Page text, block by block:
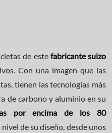
de este fabricante suizo
Con una imagen que las
tienen las tecnologías más
de carbono y aluminio en su
por encima de los 80
de su diseño, desde unos